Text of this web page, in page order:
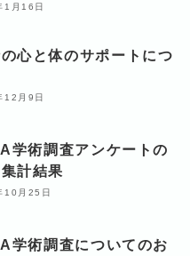
1月16日
心と体のサポートにつ
12月9日
学術調査アンケートの
計結果
10月25日
学術調査についてのお